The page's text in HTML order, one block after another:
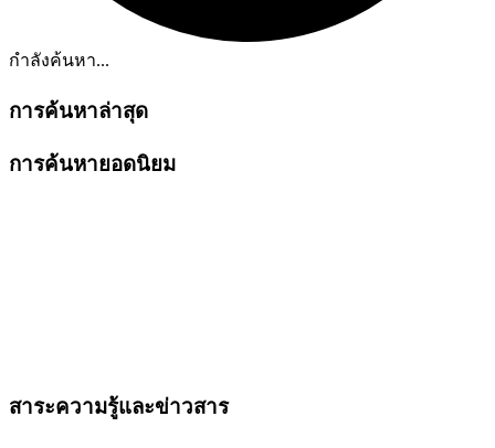
กำลังค้นหา...
การค้นหาล่าสุด
การค้นหายอดนิยม
สาระความรู้และข่าวสาร